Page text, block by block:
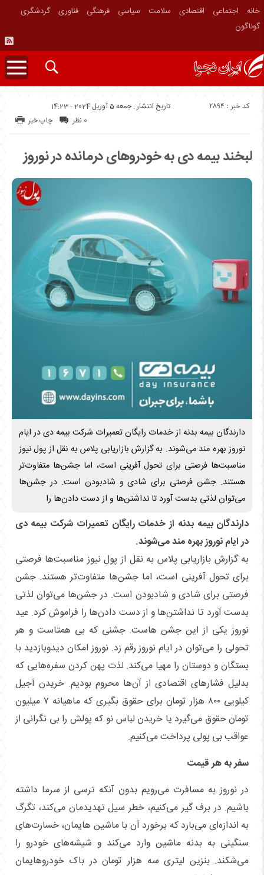
خانه اجتماعی اقتصادی سلامت سیاسی فرهنگی فناوری
گردشگری
گوناگون
تاریخ انتشار : جمعه 5 آوریل 2024 - 14:23 کد خبر : 2894
چاپ خبر 0 نظر
لبخند بیمه دی به خودرو‌های درمانده در نوروز
دارندگان بیمه بدنه از خدمات رایگان تعمیرات شرکت بیمه دی در ایام
نوروز بهره مند می‌شوند. به گزارش بازاریابی پلاس به نقل از پول نیوز
مناسبت‌ها فرصتی برای تحول آفرینی است، اما جشن‌ها متفاوت‌تر
هستند. جشن فرصتی برای شادی و شادبودن است. در جشن‌ها
می‌توان لذتی بدست آورد تا نداشتن‌ها و از دست دادن‌ها را
دارندگان بیمه بدنه از خدمات رایگان تعمیرات شرکت بیمه دی
در ایام نوروز بهره مند می‌شوند.
به گزارش بازاریابی پلاس به نقل از پول نیوز مناسبت‌ها فرصتی
برای تحول آفرینی است، اما جشن‌ها متفاوت‌تر هستند. جشن
فرصتی برای شادی و شادبودن است. در جشن‌ها می‌توان لذتی
بدست آورد تا نداشتن‌ها و از دست دادن‌ها را فراموش کرد. عید
نوروز یکی از این جشن هاست. جشنی که بی همتاست و هر
تحولی را می‌توان در ایام نوروز رقم زد. نوروز امکان دیدوبازدید با
بستگان و دوستان را مهیا می‌کند. لذت پهن کردن سفره‌هایی که
بدلیل فشار‌های اقتصادی از آن‌ها محروم بودیم. خریدن آجیل
کیلویی ۸۰۰ هزار تومان برای حقوق بگیری که ماهیانه ۷ میلیون
تومان حقوق می‌گیرد یا خریدن لباس نو که پولش را بی نگرانی از
عواقب بی پولی پرداخت می‌کنیم.
سفر به هر قیمت
در نوروز به مسافرت می‌رویم بدون آنکه ترسی از سرما داشته
باشیم. در برف گیر می‌کنیم، خطر سیل تهدیدمان می‌کند، تگرگ
به اندازه‌ای می‌بارد که برخورد آن با ماشین هایمان، خسارت‌های
سنگینی به بدنه ماشین وارد می‌کند و شیشه‌های خودرو را
می‌شکند. بنزین لیتری سه هزار تومان در باک خودروهایمان